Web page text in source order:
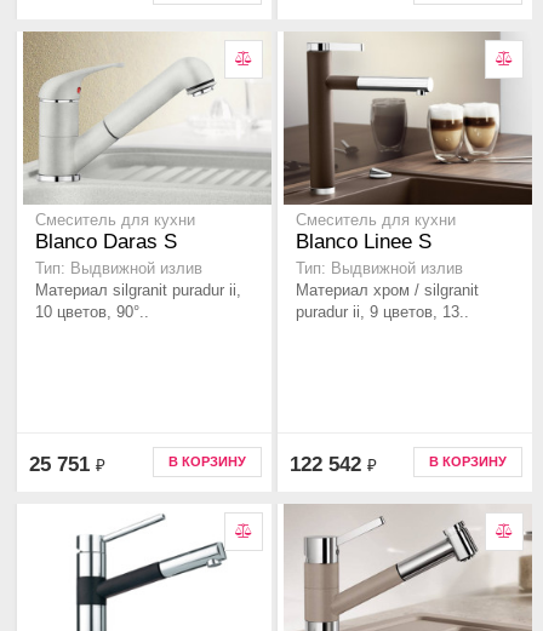
Смеситель для кухни
Blanco Daras S
Тип: Выдвижной излив
Материал silgranit puradur ii,
10 цветов, 90°..
25 751 ₽ В КОРЗИНУ
Смеситель для кухни
Blanco Linee S
Тип: Выдвижной излив
Материал хром / silgranit
puradur ii, 9 цветов, 13..
122 542 ₽ В КОРЗИНУ